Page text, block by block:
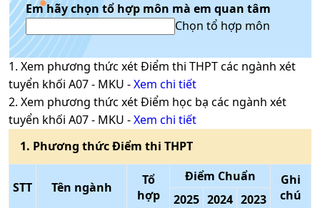
Em hãy chọn tổ hợp môn mà em quan tâm
Chọn tổ hợp môn
1. Xem phương thức xétĐiểm thi THPTcác ngành xét
tuyển khối A07- MKU -Xem chi tiết
2. Xem phương thức xétĐiểm học bạ các ngành xét
tuyển khối A07- MKU -Xem chi tiết
1. Phương thứcĐiểm thi THPT
STT Tên ngành
Tổ
hợp
Điểm Chuẩn
Ghi
chú
2025 2024 2023